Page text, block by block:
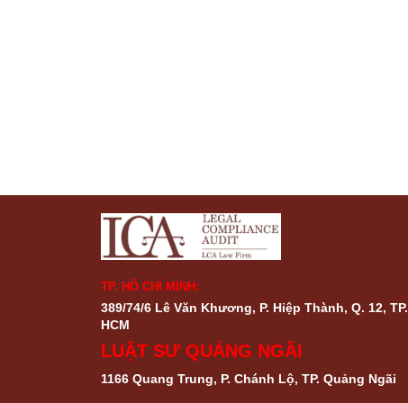
TP. HỒ CHÍ MINH:
389/74/6 Lê Văn Khương, P. Hiệp Thành, Q. 12, TP.
HCM
LUẬT SƯ QUẢNG NGÃI
1166 Quang Trung, P. Chánh Lộ, TP. Quảng Ngãi